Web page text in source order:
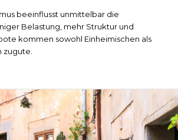
beeinflusst unmittelbar die
Belastung, mehr Struktur und
kommen sowohl Einheimischen als